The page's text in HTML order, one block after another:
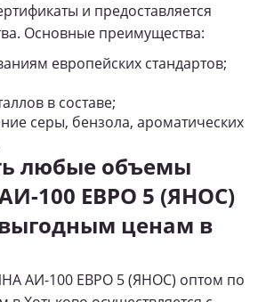
и предоставляется
Основные преимущества:
европейских стандартов;
в составе;
серы, бензола, ароматических
любые объемы
100 ЕВРО 5 (ЯНОС)
ценам в
АИ-100 ЕВРО 5 (ЯНОС) оптом по